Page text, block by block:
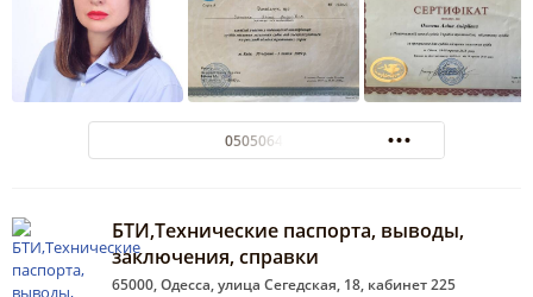
0505064272
БТИ,Технические паспорта, выводы,
заключения, справки
65000, Одесса, улица Сегедская, 18, кабинет 225